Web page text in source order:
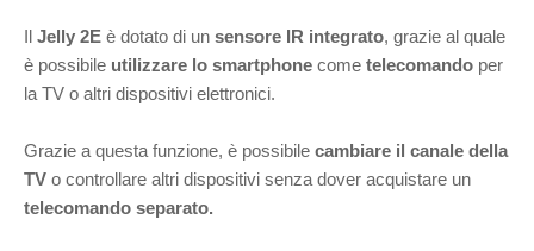
Il Jelly 2E è dotato di un sensore IR integrato, grazie al quale
è possibile utilizzare lo smartphone come telecomando per
la TV o altri dispositivi elettronici.
Grazie a questa funzione, è possibile cambiare il canale della
TV o controllare altri dispositivi senza dover acquistare un
telecomando separato.